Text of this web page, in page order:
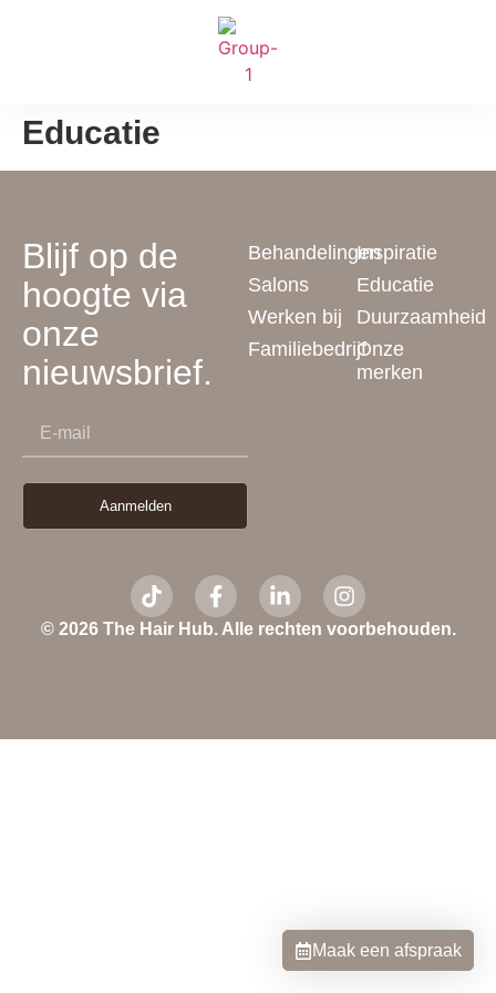
Educatie
Blijf op de
hoogte via
onze
nieuwsbrief.
Aanmelden
Behandelingen
Salons
Werken bij
Familiebedrijf
Inspiratie
Educatie
Duurzaamheid
Onze
merken
© 2026 The Hair Hub. Alle rechten voorbehouden.
Maak een afspraak